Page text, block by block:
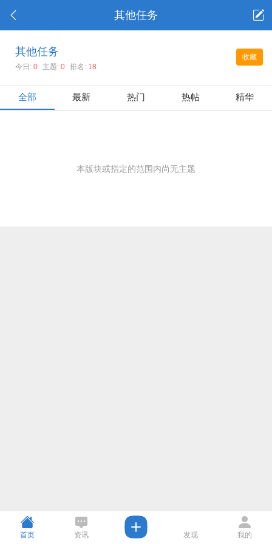
其他任务
收藏
其他任务
今日: 0 主题: 0 排名: 18
全部 最新 热门 热帖 精华
本版块或指定的范围内尚无主题
首页 资讯 发现 我的